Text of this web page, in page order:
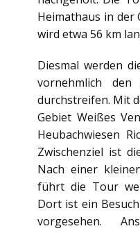
Heimathaus in der
wird etwa 56 km
Diesmal werden
vornehmlich
durchstreifen. Mit
Gebiet Weißes
Heubachwiesen
Zwischenziel ist
Nach einer
führt die Tour
Dort ist ein
vorgesehen.